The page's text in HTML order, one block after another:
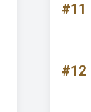
#11
#12